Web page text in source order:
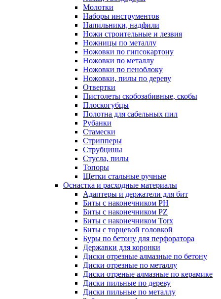
Молотки
Наборы инструментов
Напильники, надфили
Ножи строительные и лезвия
Ножницы по металлу
Ножовки по гипсокартону
Ножовки по металлу
Ножовки по пеноблоку
Ножовки, пилы по дереву
Отвертки
Пистолеты скобозабивные, скобы
Плоскогубцы
Полотна для сабельных пил
Рубанки
Стамески
Стрипперы
Струбцины
Стусла, пилы
Топоры
Щетки стальные ручные
Оснастка и расходные материалы
Адаптеры и держатели для бит
Биты с наконечником PH
Биты с наконечником PZ
Биты с наконечником Torx
Биты с торцевой головкой
Буры по бетону для перфоратора
Державки для коронки
Диски отрезные алмазные по бетону
Диски отрезные по металлу
Диски отреные алмазные по керамике
Диски пильные по дереву
Диски пильные по металлу